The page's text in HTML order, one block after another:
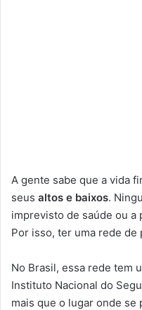
A gente sabe que a vida
seus altos e baixos.
imprevisto de saúde ou a
Por isso, ter uma rede de
No Brasil, essa rede tem
Instituto Nacional do
mais que o lugar onde se